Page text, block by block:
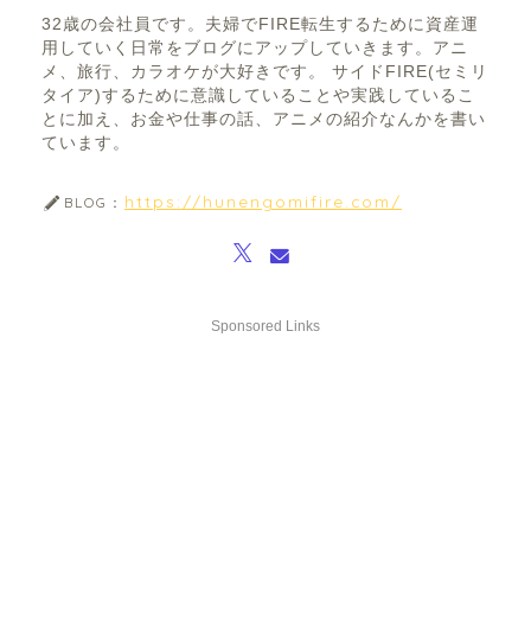
32歳の会社員です。夫婦でFIRE転生するために資産運
用していく日常をブログにアップしていきます。アニ
メ、旅行、カラオケが大好きです。 サイドFIRE(セミリ
タイア)するために意識していることや実践しているこ
とに加え、お金や仕事の話、アニメの紹介なんかを書い
ています。
BLOG： https://hunengomifire.com/
Sponsored Links